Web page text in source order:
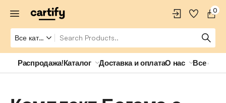
0
Распродажа!Каталог Доставка и оплатаО нас Все о